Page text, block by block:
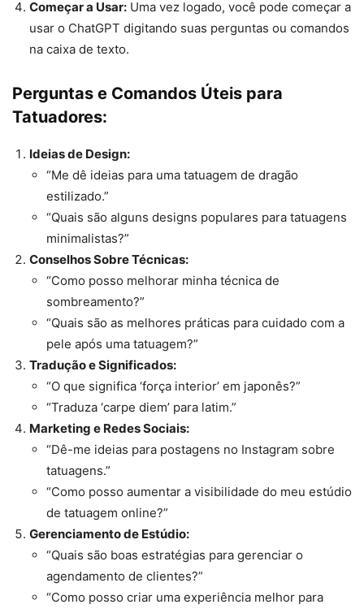
Começar a Usar: Uma vez logado, você pode começar a
usar o ChatGPT digitando suas perguntas ou comandos
na caixa de texto.
Perguntas e Comandos Úteis para
Tatuadores:
Ideias de Design:
“Me dê ideias para uma tatuagem de dragão
estilizado.”
“Quais são alguns designs populares para tatuagens
minimalistas?”
Conselhos Sobre Técnicas:
“Como posso melhorar minha técnica de
sombreamento?”
“Quais são as melhores práticas para cuidado com a
pele após uma tatuagem?”
Tradução e Significados:
“O que significa ‘força interior’ em japonês?”
“Traduza ‘carpe diem’ para latim.”
Marketing e Redes Sociais:
“Dê-me ideias para postagens no Instagram sobre
tatuagens.”
“Como posso aumentar a visibilidade do meu estúdio
de tatuagem online?”
Gerenciamento de Estúdio:
“Quais são boas estratégias para gerenciar o
agendamento de clientes?”
“Como posso criar uma experiência melhor para